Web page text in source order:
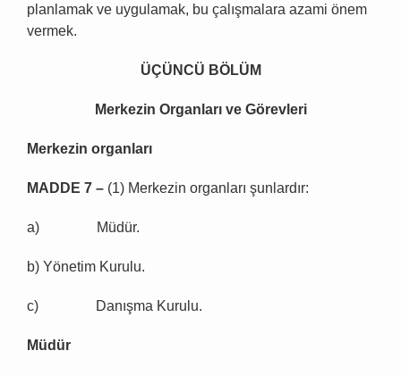
planlamak ve uygulamak, bu çalışmalara azami önem
vermek.
ÜÇÜ NCÜ BÖLÜ M
Merkezin Organlarıve Görevleri
Merkezin organları
MADDE 7 – (1) Merkezin organları şunlardır:
a) Müdür.
b) Yönetim Kurulu.
c) Danışma Kurulu.
Müd ür